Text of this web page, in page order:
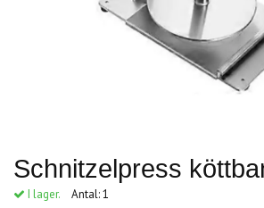
Schnitzelpress
I lager. Antal:1